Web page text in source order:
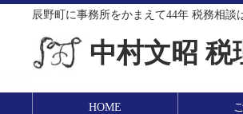
辰野町に事務所をかまえて44年 税務相談
中村文昭 税
HOME